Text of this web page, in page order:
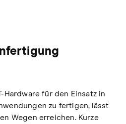
Hardware für den Einsatz in
zu fertigen, lässt
Wegen erreichen. Kurze